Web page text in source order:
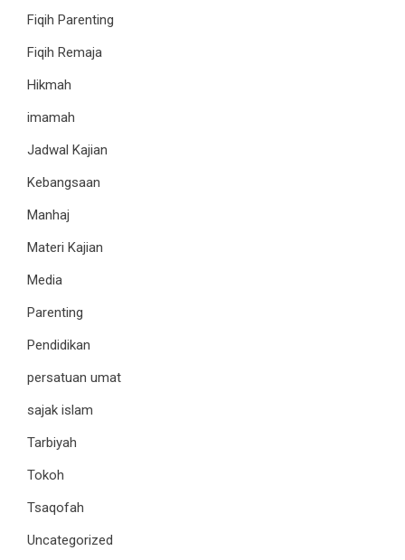
Fiqih Parenting
Fiqih Remaja
Hikmah
imamah
Jadwal Kajian
Kebangsaan
Manhaj
Materi Kajian
Media
Parenting
Pendidikan
persatuan umat
sajak islam
Tarbiyah
Tokoh
Tsaqofah
Uncategorized